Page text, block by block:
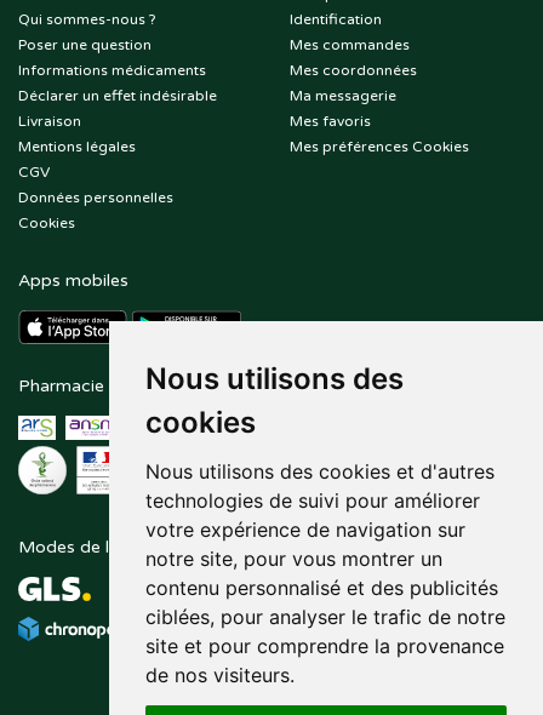
Nous utilisons des
cookies
Nous utilisons des cookies et d'autres
technologies de suivi pour améliorer
votre expérience de navigation sur
notre site, pour vous montrer un
contenu personnalisé et des publicités
ciblées, pour analyser le trafic de notre
site et pour comprendre la provenance
de nos visiteurs.
Qui sommes-nous ?
Poser une question
Informations médicaments
Déclarer un effet indésirable
Livraison
Mentions légales
CGV
Données personnelles
Cookies
Identification
Mes commandes
Mes coordonnées
Ma messagerie
Mes favoris
Mes préférences Cookies
Apps mobiles
Pharmacie en ligne agréée Paiement sécurisé
Modes de livraison Suivez-nous sur